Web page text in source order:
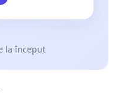
la început